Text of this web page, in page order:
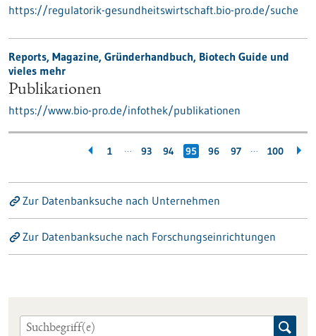
https://regulatorik-gesundheitswirtschaft.bio-pro.de/suche
Reports, Magazine, Gründerhandbuch, Biotech Guide und
vieles mehr
Publikationen
https://www.bio-pro.de/infothek/publikationen
1 … 93 94 95 96 97 … 100
Zur Datenbanksuche nach Unternehmen
Zur Datenbanksuche nach Forschungseinrichtungen